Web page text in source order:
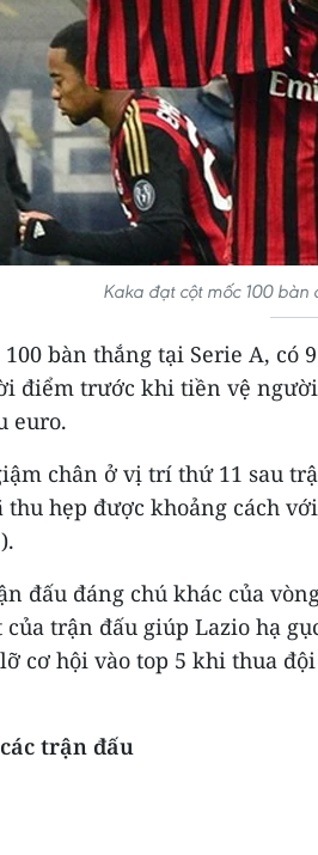
Kaka đạt cột mốc 100 bàn
100 bàn thắng tại Serie A, có
điểm trước khi tiền vệ
euro.
chân ở vị trí thứ 11 sau
hẹp được khoảng cách
đấu đáng chú khác của
của trận đấu giúp Lazio hạ
cơ hội vào top 5 khi thua
trận đấu